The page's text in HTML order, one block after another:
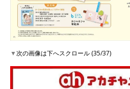
▼次の画像は下へスクロール (35/37)